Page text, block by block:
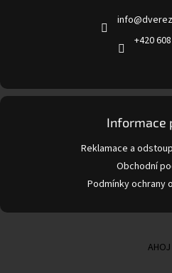
info@
+420
Informace
Reklamace a
Obchodní
Podmínky ochrany
AHOJ